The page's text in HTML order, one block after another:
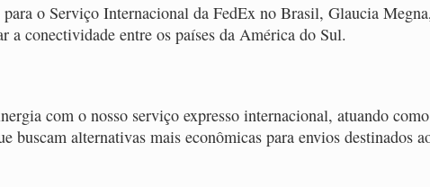
o Serviço Internacional da FedEx no Brasil, Glaucia
a conectividade entre os países da América do Sul.
com o nosso serviço expresso internacional, atuando
buscam alternativas mais econômicas para envios destinados